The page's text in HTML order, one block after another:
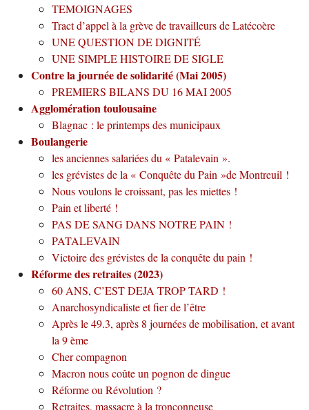
TEMOIGNAGES
Tract d’appel à la grève de travailleurs de Latécoère
UNE QUESTION DE DIGNITÉ
UNE SIMPLE HISTOIRE DE SIGLE
Contre la journée de solidarité (Mai 2005)
PREMIERS BILANS DU 16 MAI 2005
Agglomération toulousaine
Blagnac : le printemps des municipaux
Boulangerie
les anciennes salariées du « Patalevain ».
les grévistes de la « Conquête du Pain »de Montreuil !
Nous voulons le croissant, pas les miettes !
Pain et liberté !
PAS DE SANG DANS NOTRE PAIN !
PATALEVAIN
Victoire des grévistes de la conquête du pain !
Réforme des retraites (2023)
60 ANS, C’EST DEJA TROP TARD !
Anarchosyndicaliste et fier de l’être
Après le 49.3, après 8 journées de mobilisation, et avant
la 9 ème
Cher compagnon
Macron nous coûte un pognon de dingue
Réforme ou Révolution ?
Retraites, massacre à la tronçonneuse